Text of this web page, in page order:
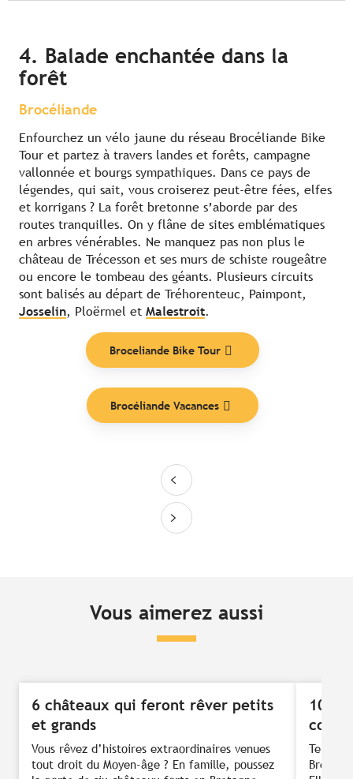
4. Balade enchantée dans la
forêt
Brocéliande
Enfourchez un vélo jaune du réseau Brocéliande Bike
Tour et partez à travers landes et forêts, campagne
vallonnée et bourgs sympathiques. Dans ce pays de
légendes, qui sait, vous croiserez peut-être fées, elfes
et korrigans ? La forêt bretonne s’aborde par des
routes tranquilles. On y flâne de sites emblématiques
en arbres vénérables. Ne manquez pas non plus le
château de Trécesson et ses murs de schiste rougeâtre
ou encore le tombeau des géants. Plusieurs circuits
sont balisés au départ de Tréhorenteuc, Paimpont,
Josselin, Ploërmel et Malestroit.
Broceliande Bike Tour
Brocéliande Vacances
Vous aimerez aussi
6 châteaux qui feront rêver petits
et grands
Vous rêvez d’histoires extraordinaires venues
tout droit du Moyen-âge ? En famille, poussez
10
Terre